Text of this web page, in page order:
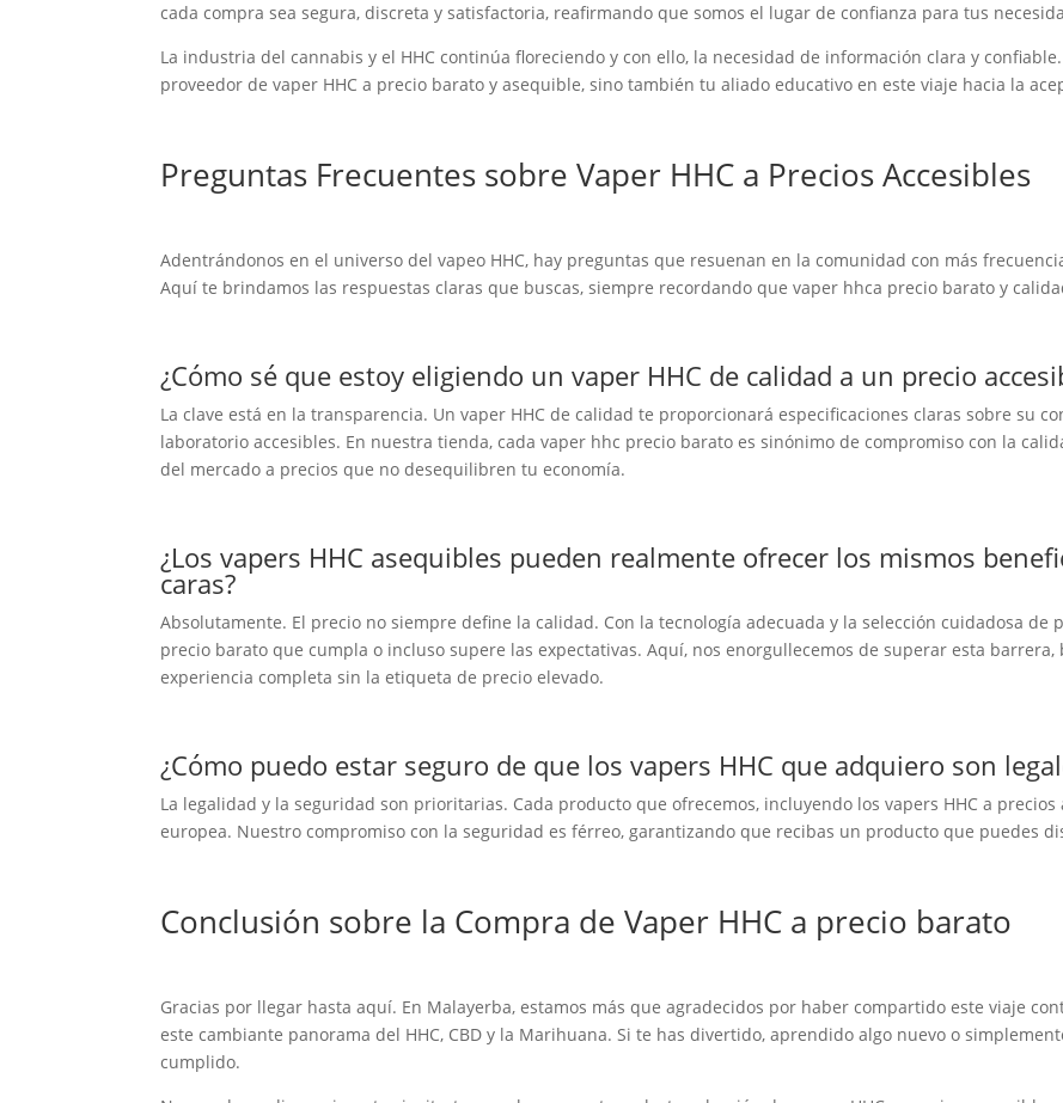
cada compra sea segura, discreta y satisfactoria, reafirmando que somos el lugar de confianza para tus
La industria del cannabis y el HHC continúa floreciendo y con ello, la necesidad de información clara y
proveedor de vaper HHC a precio barato y asequible, sino también tu aliado educativo en este viaje hacia la
Preguntas Frecuentes sobre Vaper HHC a Precios Accesibles
Adentrándonos en el universo del vapeo HHC, hay preguntas que resuenan en la comunidad con más
Aquí te brindamos las respuestas claras que buscas, siempre recordando que vaper hhca precio barato y
¿Cómo sé que estoy eligiendo un vaper HHC de calidad a un precio
La clave está en la transparencia. Un vaper HHC de calidad te proporcionará especificaciones claras sobre su
laboratorio accesibles. En nuestra tienda, cada vaper hhc precio barato es sinónimo de compromiso con la
del mercado a precios que no desequilibren tu economía.
¿Los vapers HHC asequibles pueden realmente ofrecer los mismos
caras?
Absolutamente. El precio no siempre define la calidad. Con la tecnología adecuada y la selección cuidadosa de
precio barato que cumpla o incluso supere las expectativas. Aquí, nos enorgullecemos de superar esta
experiencia completa sin la etiqueta de precio elevado.
¿Cómo puedo estar seguro de que los vapers HHC que adquiero son
La legalidad y la seguridad son prioritarias. Cada producto que ofrecemos, incluyendo los vapers HHC a
europea. Nuestro compromiso con la seguridad es férreo, garantizando que recibas un producto que puedes
Conclusión sobre la Compra de Vaper HHC a precio barato
Gracias por llegar hasta aquí. En Malayerba, estamos más que agradecidos por haber compartido este viaje
este cambiante panorama del HHC, CBD y la Marihuana. Si te has divertido, aprendido algo nuevo o
cumplido.